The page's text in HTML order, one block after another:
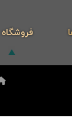
فروشگاه